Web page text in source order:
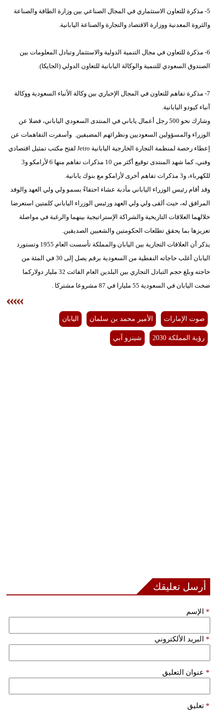
5- مذكرة للتعاون الاستثماري في المجال الصناعي بين وزارة الطاقة والصناعة
والثروة المعدنية ووزارة الاقتصاد والتجارة والصناعة اليابانية.
6- مذكرة للتعاون في مجال التنمية الدولية والاستثمار وتبادل المعلومات بين
الصندوق السعودي للتنمية والوكالة اليابانية للتعاون الدولي (الجايكا).
7- مذكرة تفاهم للتعاون في المجال الإخباري بين وكالة الأنباء السعودية ووكالة
أنباء كيودو اليابانية.
وشارك نحو 500 رجل أعمال ياباني في المنتدى السعودي الياباني، فضلا عن
الوزراء والمسؤولين السعوديين ونظرائهم المضيفين. وأسفرت التفاهمات عن
إعطاء رخصة لمنظمة التجارة الخارجية اليابانية Jetro لفتح مكتب تمثيل اقتصادي
وفني، كما شهد المنتدى توقيع أكثر من 10 مذكرات تفاهم منها 6 لأرامكو و3
للكهرباء، و3 مذكرات تفاهم أخرى لأرامكو مع بنوك يابانية.
وقد أقام رئيس الوزراء الياباني مأدبة عشاء احتفاءً بسمو ولي ولي العهد والوفد
المرافق له، حيث ألقى ولي ولي العهد ورئيس الوزراء الياباني كلمتين استعرضا
خلالهما العلاقات التاريخية والشراكة الإستراتيجية بينهما والرغبة في مواصلة
تعزيزها بما يحقق تطلعات الحكومتين والشعبين الصديقين.
يذكر أن العلاقات التجارية بين اليابان والمملكة تأسست العام 1955 وتستورد
اليابان أغلب حاجاته النفطية من السعودية برقم يصل إلى 30 في المئة من
حاجته وبلغ حجم التبادل التجاري بين البلدين العام الفائت 32 مليار دولاركما
ضخت اليابان في السعودية 55 مليارا في 87 مشروعا مشتركا .
صوت الإمارات الأمير محمد بن سلمان اليابان
رؤية المملكة 2030 شينزو آبي
أرسل تعليقك
الإسم *
البريد الألكتروني *
عنوان التعليق *
تعليق *